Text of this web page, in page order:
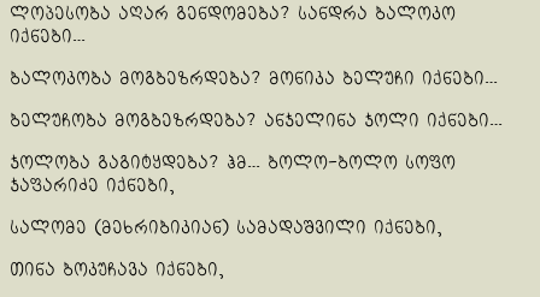
ლოპესობა აღარ გენდომება? სანდრა ბალოკო
იქნები…
ბალოკობა მოგბეზრდება? მონიკა ბელუჩი იქნები…
ბელუჩობა მოგბეზრდება? ანჯელინა ჯოლი იქნები…
ჯოლობა გაგიტყდება? ჰმ… ბოლო-ბოლო სოფო
ჯაფარიძე იქნები,
სალომე (მეხრიბიკიან) სამადაშვილი იქნები,
თინა ბოკუჩავა იქნები,